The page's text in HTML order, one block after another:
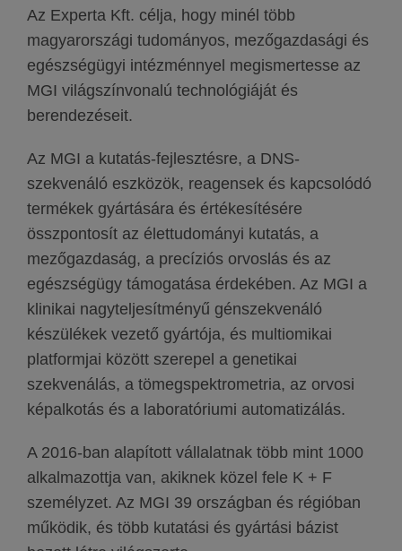
Az Experta Kft. célja, hogy minél több
magyarországi tudományos, mezőgazdasági és
egészségügyi intézménnyel megismertesse az
MGI világszínvonalú technológiáját és
berendezéseit.
Az MGI a kutatás-fejlesztésre, a DNS-
szekvenáló eszközök, reagensek és kapcsolódó
termékek gyártására és értékesítésére
összpontosít az élettudományi kutatás, a
mezőgazdaság, a precíziós orvoslás és az
egészségügy támogatása érdekében. Az MGI a
klinikai nagyteljesítményű génszekvenáló
készülékek vezető gyártója, és multiomikai
platformjai között szerepel a genetikai
szekvenálás, a tömegspektrometria, az orvosi
képalkotás és a laboratóriumi automatizálás.
A 2016-ban alapított vállalatnak több mint 1000
alkalmazottja van, akiknek közel fele K + F
személyzet. Az MGI 39 országban és régióban
működik, és több kutatási és gyártási bázist